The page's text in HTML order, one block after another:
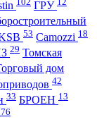
ГРУ
53 Camozzi 18
29 Томская
дом
42
33 БРОЕН 13